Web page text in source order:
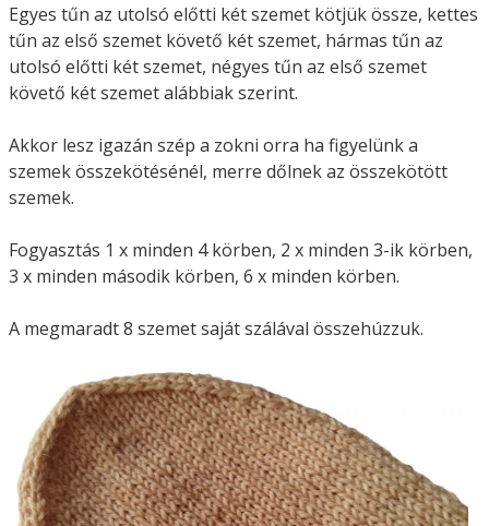
Egyes tűn az utolsó előtti két szemet kötjük össze, kettes
tűn az első szemet követő két szemet, hármas tűn az
utolsó előtti két szemet, négyes tűn az első szemet
követő két szemet alábbiak szerint.
Akkor lesz igazán szép a zokni orra ha figyelünk a
szemek összekötésénél, merre dőlnek az összekötött
szemek.
Fogyasztás 1 x minden 4 körben, 2 x minden 3-ik körben,
3 x minden második körben, 6 x minden körben.
A megmaradt 8 szemet saját szálával összehúzzuk.